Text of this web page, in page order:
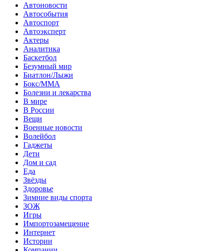
Автоновости
Автособытия
Автоспорт
Автоэксперт
Актеры
Аналитика
Баскетбол
Безумный мир
Биатлон/Лыжи
Бокс/MMA
Болезни и лекарства
В мире
В России
Вещи
Военные новости
Волейбол
Гаджеты
Дети
Дом и сад
Еда
Звёзды
Здоровье
Зимние виды спорта
ЗОЖ
Игры
Импортозамещение
Интернет
Истории